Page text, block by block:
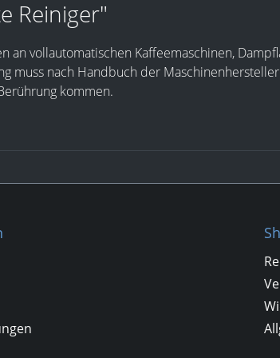
Reiniger"
vollautomatischen Kaffeemaschinen,
muss nach Handbuch der
kommen.